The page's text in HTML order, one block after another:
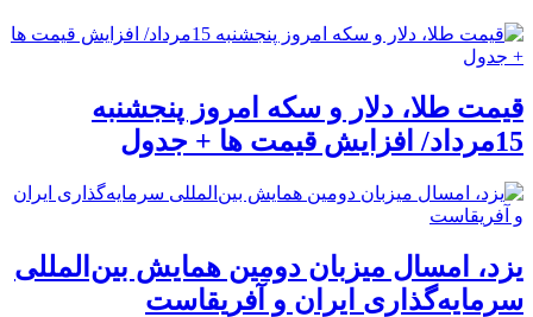
قیمت طلا، دلار و سکه امروز پنجشنبه
15مرداد/ افزایش قیمت ها + جدول
یزد، امسال میزبان دومین همایش بین‌المللی
سرمایه‌گذاری ایران و آفریقاست